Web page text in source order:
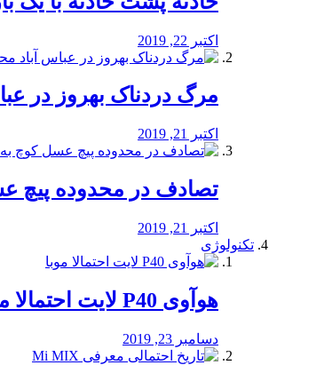
اکتبر 22, 2019
مرگ دردناک بهروز در
اکتبر 21, 2019
تصادف در محدوده پیچ
اکتبر 21, 2019
تکنولوژی
هوآوی P40 لایت احتمالا موبا
دسامبر 23, 2019